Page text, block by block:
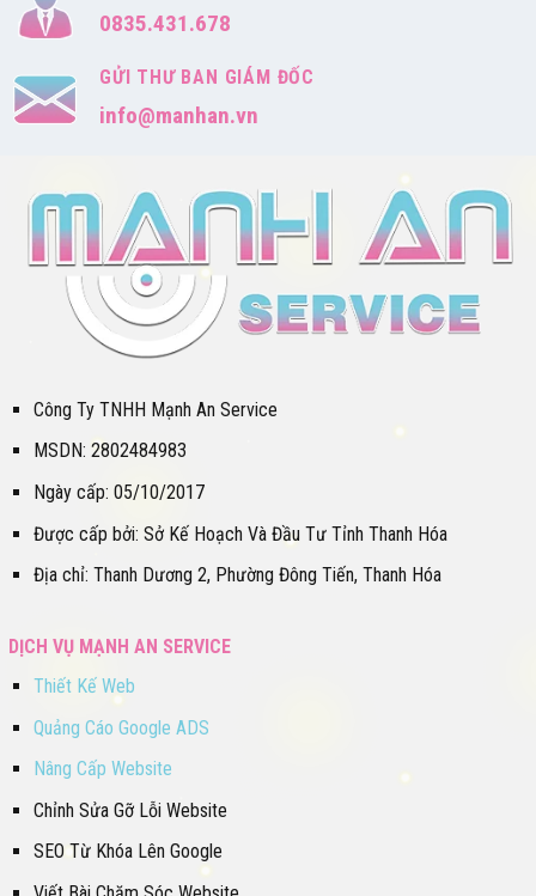
0835.431.678
GỬI THƯ BAN GIÁM ĐỐC
info@manhan.vn
Công Ty TNHH Mạnh An Service
MSDN: 2802484983
Ngày cấp: 05/10/2017
Được cấp bởi: Sở Kế Hoạch Và Đầu Tư Tỉnh Thanh Hóa
Địa chỉ: Thanh Dương 2, Phường Đông Tiến, Thanh Hóa
DỊCH VỤ MẠNH AN SERVICE
Thiết Kế Web
Quảng Cáo Google ADS
Nâng Cấp Website
Chỉnh Sửa Gỡ Lỗi Website
SEO Từ Khóa Lên Google